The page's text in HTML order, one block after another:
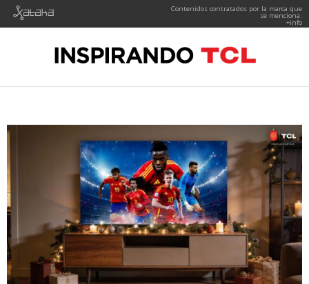
Contenidos contratados por la marca que
se menciona.
+info